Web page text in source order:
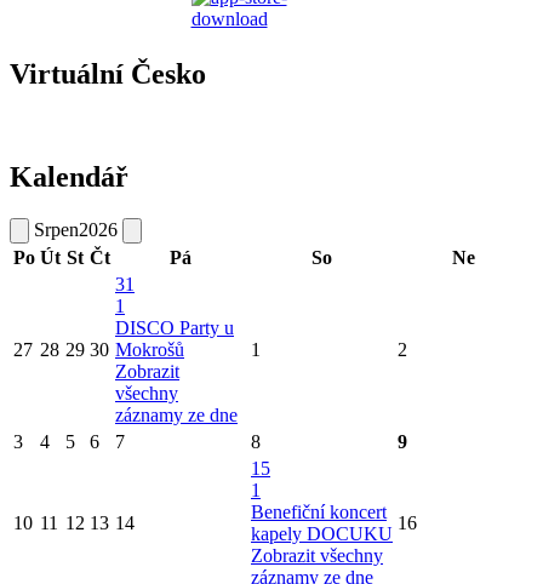
Virtuální Česko
Kalendář
Srpen2026
Po Út St Čt Pá So Ne
27 28 29 30
31
1
DISCO Party u
Mokrošů
Zobrazit
všechny
záznamy ze dne
1 2
3 4 5 6 7 8 9
10 11 12 13 14
15
1
Benefiční koncert
kapely DOCUKU
Zobrazit všechny
záznamy ze dne
16